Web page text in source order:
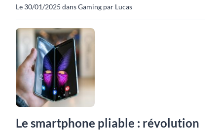
Le 30/01/2025 dans Gaming par Lucas
Le smartphone pliable : révolution